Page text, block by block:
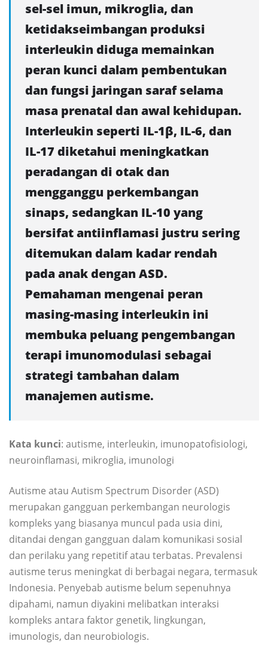
sel-sel imun, mikroglia, dan
ketidakseimbangan produksi
interleukin diduga memainkan
peran kunci dalam pembentukan
dan fungsi jaringan saraf selama
masa prenatal dan awal kehidupan.
Interleukin seperti IL-1β, IL-6, dan
IL-17 diketahui meningkatkan
peradangan di otak dan
mengganggu perkembangan
sinaps, sedangkan IL-10 yang
bersifat antiinflamasi justru sering
ditemukan dalam kadar rendah
pada anak dengan ASD.
Pemahaman mengenai peran
masing-masing interleukin ini
membuka peluang pengembangan
terapi imunomodulasi sebagai
strategi tambahan dalam
manajemen autisme.
Kata kunci: autisme, interleukin, imunopatofisiologi,
neuroinflamasi, mikroglia, imunologi
Autisme atau Autism Spectrum Disorder (ASD)
merupakan gangguan perkembangan neurologis
kompleks yang biasanya muncul pada usia dini,
ditandai dengan gangguan dalam komunikasi sosial
dan perilaku yang repetitif atau terbatas. Prevalensi
autisme terus meningkat di berbagai negara, termasuk
Indonesia. Penyebab autisme belum sepenuhnya
dipahami, namun diyakini melibatkan interaksi
kompleks antara faktor genetik, lingkungan,
imunologis, dan neurobiologis.